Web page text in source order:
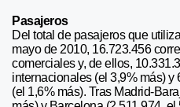
Pasajeros
Del total de pasajeros que
mayo de 2010, 16.723.456
comerciales y, de ellos,
internacionales (el 3,9% más)
(el 1,6% más). Tras Madrid-